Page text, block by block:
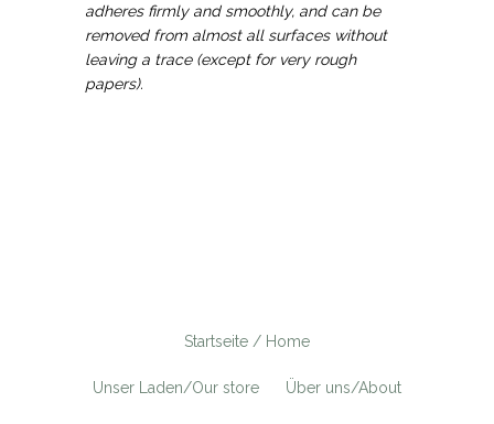
adheres firmly and smoothly, and can be
removed from almost all surfaces without
leaving a trace (except for very rough
papers).
Startseite / Home
Unser Laden/Our store Über uns/About